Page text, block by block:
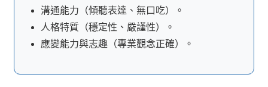
溝通能力（傾聽表達、無口吃）。
人格特質（穩定性、嚴謹性）。
應變能力與志趣（專業觀念正確）。